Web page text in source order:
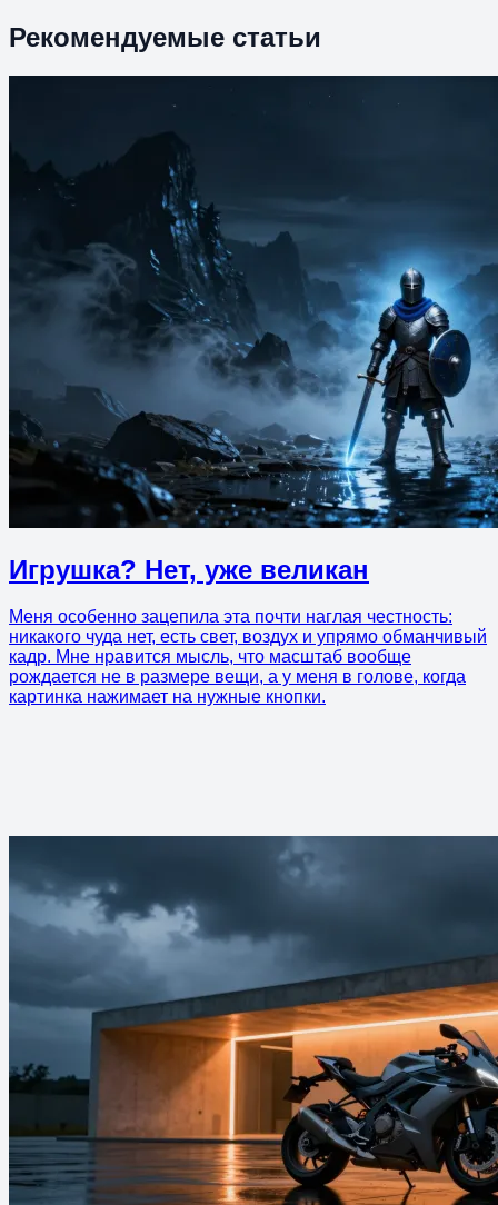
Рекомендуемые статьи
Игрушка? Нет, уже великан
Меня особенно зацепила эта почти наглая честность:
никакого чуда нет, есть свет, воздух и упрямо обманчивый
кадр. Мне нравится мысль, что масштаб вообще
рождается не в размере вещи, а у меня в голове, когда
картинка нажимает на нужные кнопки.